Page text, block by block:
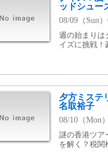
ッドシュー
08/09（Sun
週の始まりは
イズに挑戦！
夕方ミステ
名取裕子
08/10（Mon
謎の香港ツア
を解く？税関